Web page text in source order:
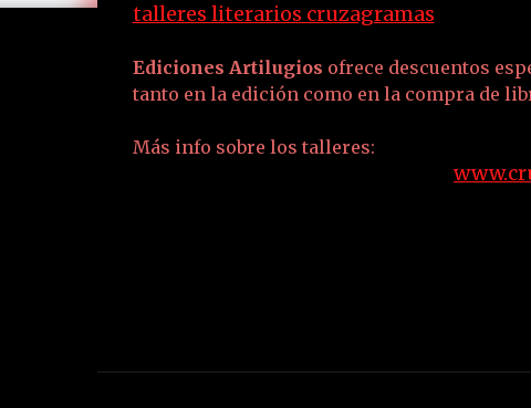
talleres literarios cruzagramas
Ediciones Artilugios ofrece descuentos
tanto en la edición como en la compra de
Más info sobre los talleres: